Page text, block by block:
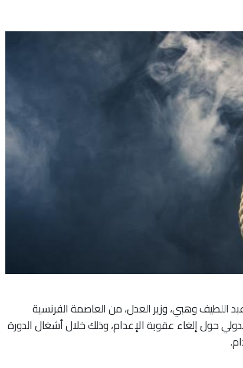
اللطيف وهبي، وزير العدل، من العاصمة الفرنسية
حول إلغاء عقوبة الإعدام، وذلك خلال أشغال الدورة